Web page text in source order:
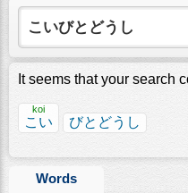
It seems that your search
こい
koi
びとどうし
Words